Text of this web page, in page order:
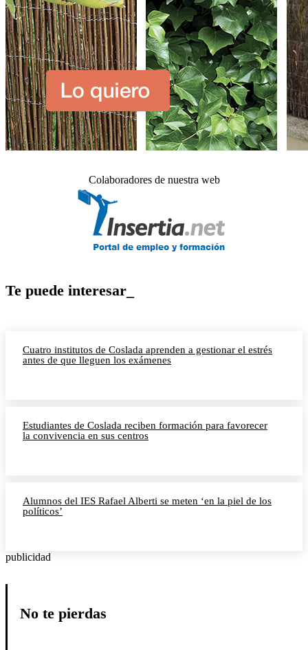
Colaboradores de nuestra web
Te puede interesar_
Cuatro institutos de Coslada aprenden a gestionar el estrés
antes de que lleguen los exámenes
Estudiantes de Coslada reciben formación para favorecer
la convivencia en sus centros
Alumnos del IES Rafael Alberti se meten ‘en la piel de los
políticos’
publicidad
No te pierdas